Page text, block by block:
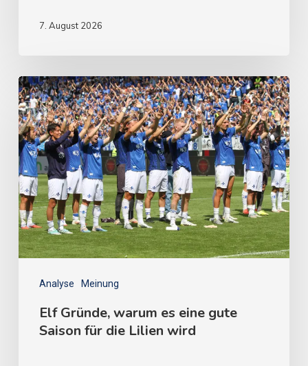
7. August 2026
Analyse Meinung
Elf Gründe, warum es eine gute
Saison für die Lilien wird